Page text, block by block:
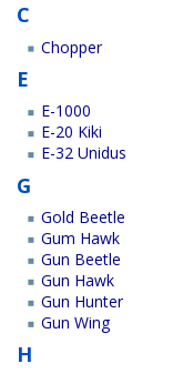
C
Chopper
E
E-1000
E-20 Kiki
E-32 Unidus
G
Gold Beetle
Gum Hawk
Gun Beetle
Gun Hawk
Gun Hunter
Gun Wing
H